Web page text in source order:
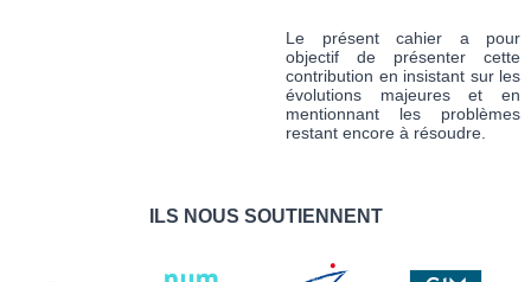
Le présent cahier a pour
objectif de présenter cette
contribution en insistant sur les
évolutions majeures et en
mentionnant les problèmes
restant encore à résoudre.
ILS NOUS SOUTIENNENT